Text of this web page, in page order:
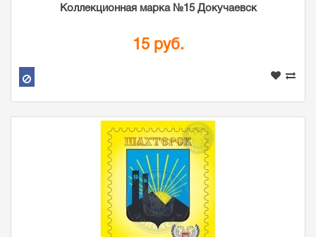
Коллекционная марка №15 Докучаевск
15 руб.